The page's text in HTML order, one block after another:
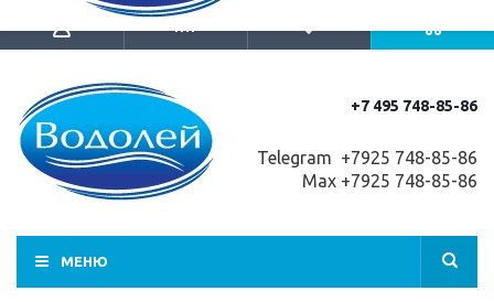
+7 495 748-85-86
Telegram +7925 748-85-86
Max +7925 748-85-86
МЕНЮ